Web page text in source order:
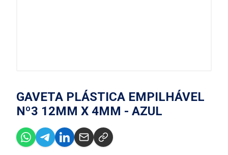
GAVETA PLÁSTICA EMPILHÁVEL
Nº3 12MM X 4MM - AZUL